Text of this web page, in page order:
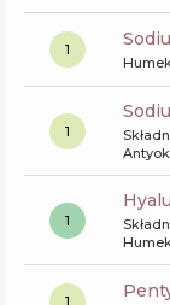
1
1
1
1